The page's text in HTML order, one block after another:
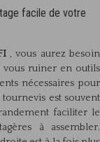
facile de votre
, vous aurez besoin
vous ruiner en outils
nécessaires pour
est souvent
faciliter le
à assembler.